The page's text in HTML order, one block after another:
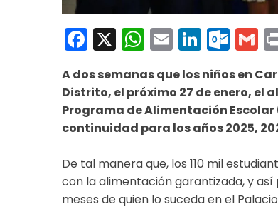
Facebook
X WhatsApp
Email
A dos semanas que los niños en
Distrito, el próximo 27 de enero, el
Programa de Alimentación Escolar
continuidad para los años 2025,
De tal manera que, los 110 mil
con la alimentación garantizada, y
meses de quien lo suceda en el